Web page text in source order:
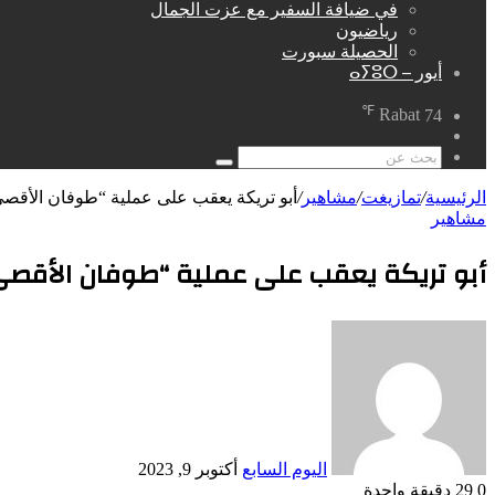
في ضيافة السفير مع عزت الجمال
رياضيون
الحصيلة سبورت
أيور – ⴰⵢⵓⵔ
Rabat 74
℉
عشوائي
بحث
الرئيسية/تمازيغت/مشاهير/ أبو تريكة يعقب على عملية “طوفان
مشاهير
أبو تريكة يعقب على عملية “طوفان
اليوم السابع أكتوبر 9, 2023
0
دقيقة واحدة